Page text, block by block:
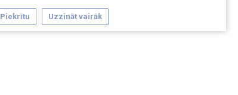
Piekrītu Uzzināt vairāk